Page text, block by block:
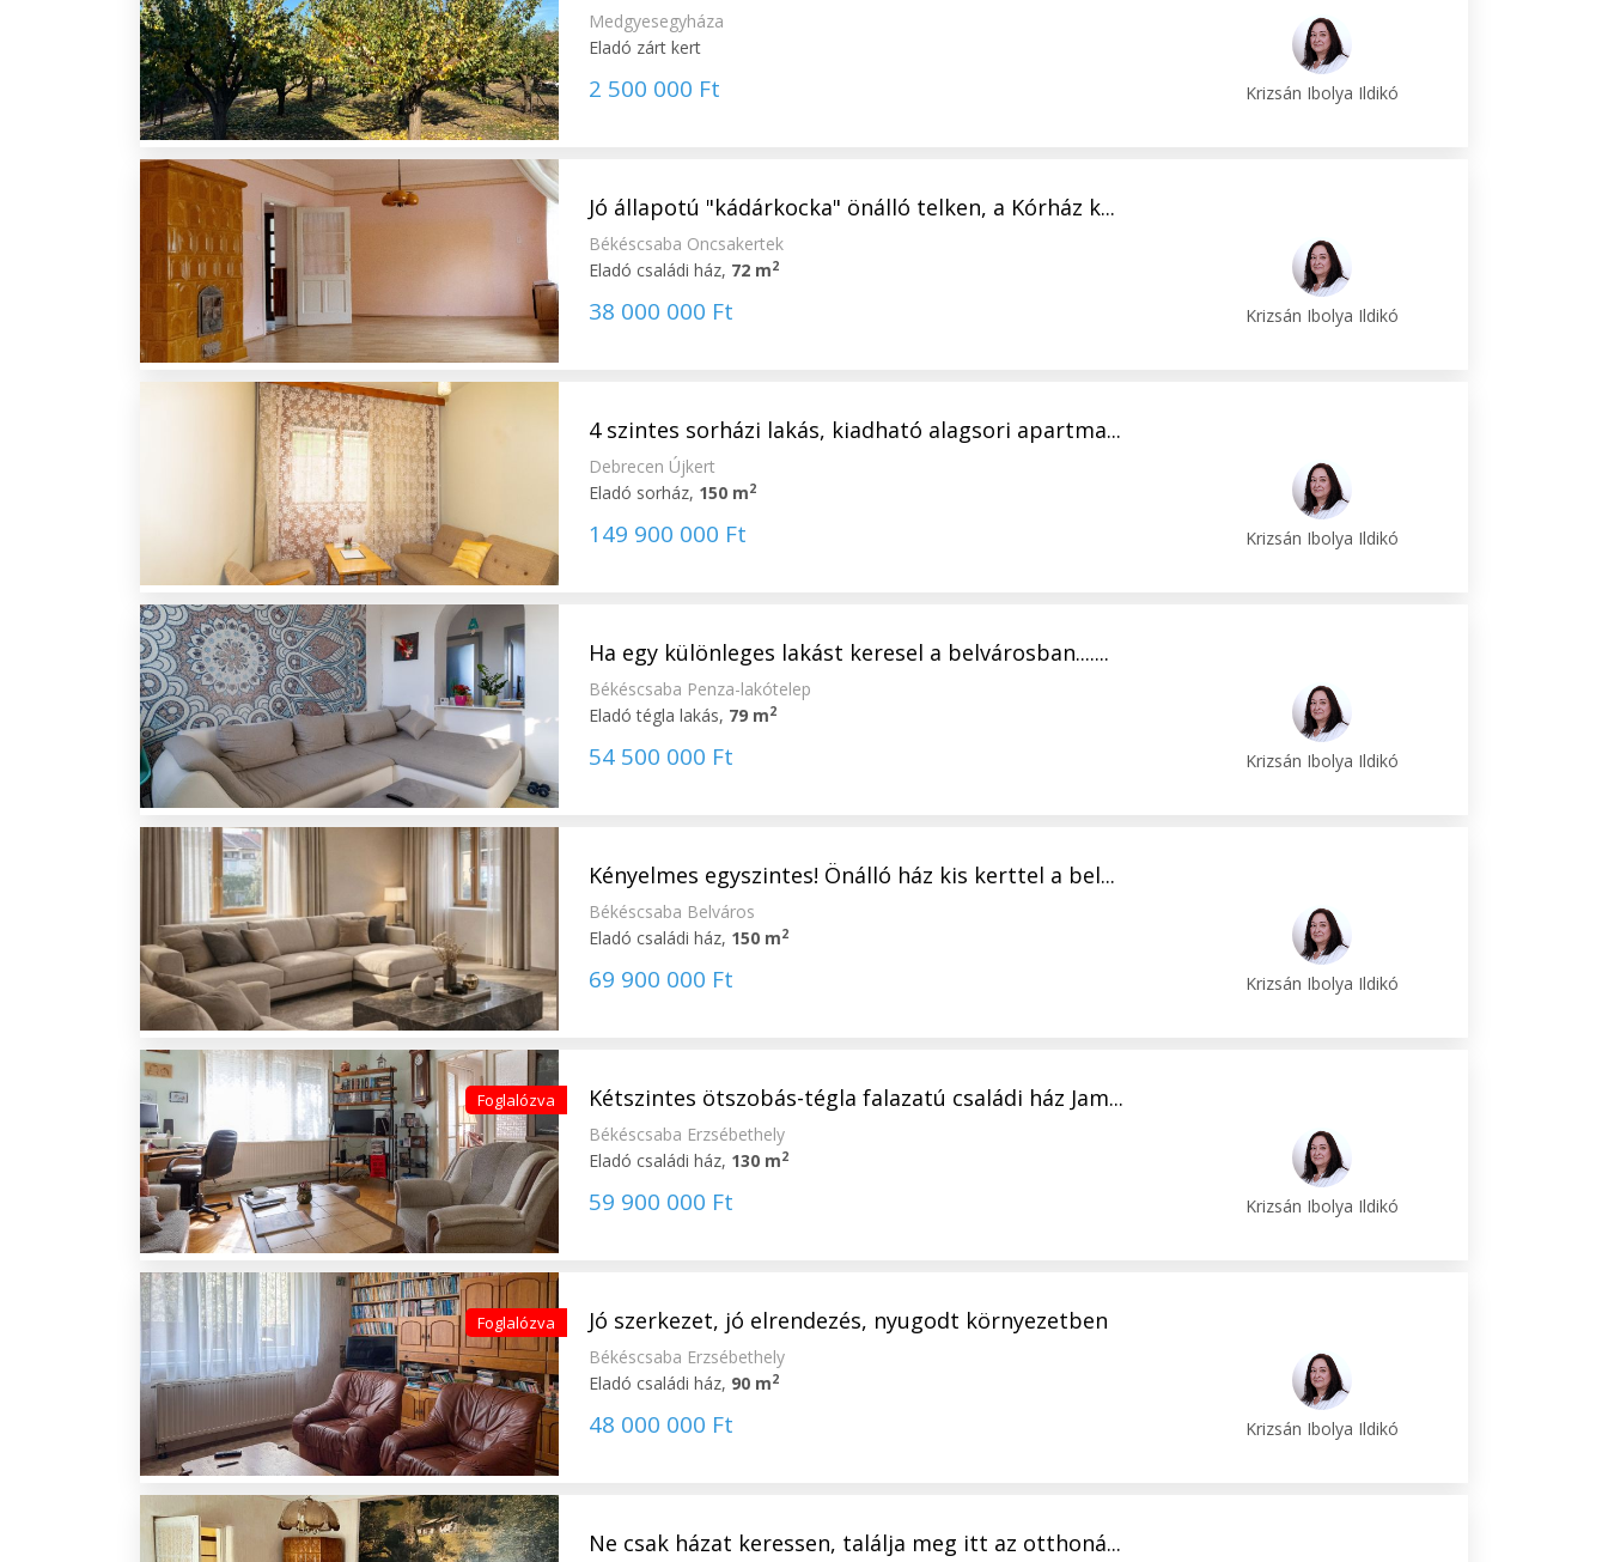
Medgyesegyháza
Eladó zárt kert
2 500 000 Ft Krizsán Ibolya Ildikó
Jó állapotú "kádárkocka" önálló telken, a Kórház k...
Békéscsaba Oncsakertek
Eladó családi ház, 72 m2
38 000 000 Ft Krizsán Ibolya Ildikó
4 szintes sorházi lakás, kiadható alagsori apartma...
Debrecen Újkert
Eladó sorház, 150 m2
149 900 000 Ft Krizsán Ibolya Ildikó
Ha egy különleges lakást keresel a belvárosban.......
Békéscsaba Penza-lakótelep
Eladó tégla lakás, 79 m2
54 500 000 Ft Krizsán Ibolya Ildikó
Kényelmes egyszintes! Önálló ház kis kerttel a bel...
Békéscsaba Belváros
Eladó családi ház, 150 m2
69 900 000 Ft Krizsán Ibolya Ildikó
Foglalózva Kétszintes ötszobás-tégla falazatú családi ház Jam...
Békéscsaba Erzsébethely
Eladó családi ház, 130 m2
59 900 000 Ft Krizsán Ibolya Ildikó
Foglalózva Jó szerkezet, jó elrendezés, nyugodt környezetben
Békéscsaba Erzsébethely
Eladó családi ház, 90 m2
48 000 000 Ft Krizsán Ibolya Ildikó
Ne csak házat keressen, találja meg itt az otthoná...